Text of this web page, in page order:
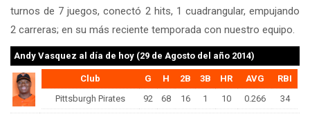
turnos de 7 juegos, conectó 2 hits, 1 cuadrangular, empujando
2 carreras; en su más reciente temporada con nuestro equipo.
Andy Vasquez al día de hoy (29 de Agosto del año 2014)
Club G H 2B 3B HR AVG
RBI
Pittsburgh Pirates
92 68 16 1 10 0.266 34